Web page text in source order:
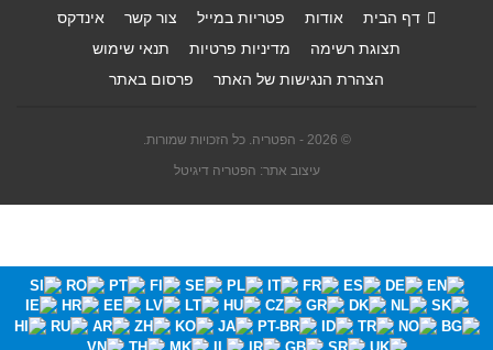
דף הבית אודות פטריות במייל צור קשר
אינדקס
תצוגת רשימה
מדיניות פרטיות
תנאי שימוש
הצהרת הנגישות של האתר
פרסום באתר
© 2026 - הפטריה. כל הזכויות שמורות.
עיצוב אתר: הפטריה דיגיטל